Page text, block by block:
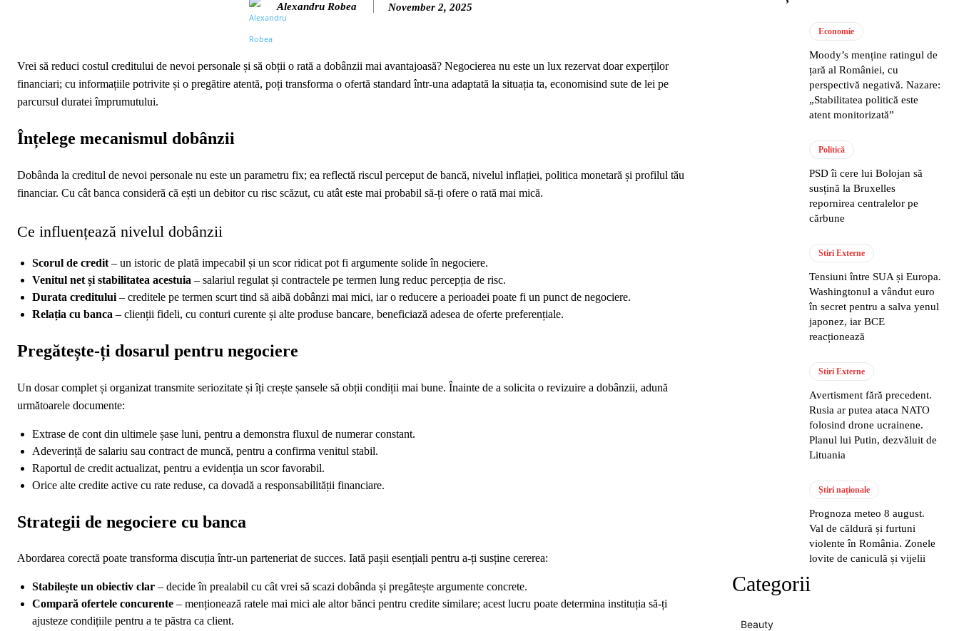
Alexandru Robea November 2, 2025
Vrei să reduci costul creditului de nevoi personale și să obții o rată a dobânzii mai avantajoasă? Negocierea nu este un lux rezervat doar experților
financiari; cu informațiile potrivite și o pregătire atentă, poți transforma o ofertă standard într‑una adaptată la situația ta, economisind sute de lei pe
parcursul duratei împrumutului.
Înțelege mecanismul dobânzii
Dobânda la creditul de nevoi personale nu este un parametru fix; ea reflectă riscul perceput de bancă, nivelul inflației, politica monetară și profilul tău
financiar. Cu cât banca consideră că ești un debitor cu risc scăzut, cu atât este mai probabil să-ți ofere o rată mai mică.
Ce influențează nivelul dobânzii
Scorul de credit – un istoric de plată impecabil și un scor ridicat pot fi argumente solide în negociere.
Venitul net și stabilitatea acestuia – salariul regulat și contractele pe termen lung reduc percepția de risc.
Durata creditului – creditele pe termen scurt tind să aibă dobânzi mai mici, iar o reducere a perioadei poate fi un punct de negociere.
Relația cu banca – clienții fideli, cu conturi curente și alte produse bancare, beneficiază adesea de oferte preferențiale.
Pregătește-ți dosarul pentru negociere
Un dosar complet și organizat transmite seriozitate și îți crește șansele să obții condiții mai bune. Înainte de a solicita o revizuire a dobânzii, adună
următoarele documente:
Extrase de cont din ultimele șase luni, pentru a demonstra fluxul de numerar constant.
Adeverință de salariu sau contract de muncă, pentru a confirma venitul stabil.
Raportul de credit actualizat, pentru a evidenția un scor favorabil.
Orice alte credite active cu rate reduse, ca dovadă a responsabilității financiare.
Strategii de negociere cu banca
Abordarea corectă poate transforma discuția într‑un parteneriat de succes. Iată pașii esențiali pentru a-ți susține cererea:
Stabilește un obiectiv clar – decide în prealabil cu cât vrei să scazi dobânda și pregătește argumente concrete.
Compară ofertele concurente – menționează ratele mai mici ale altor bănci pentru credite similare; acest lucru poate determina instituția să-ți
ajusteze condițiile pentru a te păstra ca client.
Economie
Moody’s menține ratingul de
țară al României, cu
perspectivă negativă. Nazare:
„Stabilitatea politică este
atent monitorizată”
Politică
PSD îi cere lui Bolojan să
susțină la Bruxelles
repornirea centralelor pe
cărbune
Stiri Externe
Tensiuni între SUA și Europa.
Washingtonul a vândut euro
în secret pentru a salva yenul
japonez, iar BCE
reacționează
Stiri Externe
Avertisment fără precedent.
Rusia ar putea ataca NATO
folosind drone ucrainene.
Planul lui Putin, dezvăluit de
Lituania
Știri naționale
Prognoza meteo 8 august.
Val de căldură și furtuni
violente în România. Zonele
lovite de caniculă și vijelii
Categorii
Beauty